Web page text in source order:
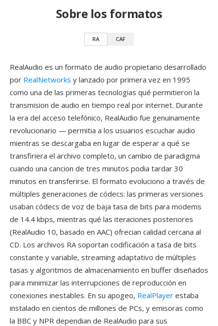
Sobre los formatos
RA CAF
RealAudio es un formato de audio propietario desarrollado
por RealNetworks y lanzado por primera vez en 1995
como una de las primeras tecnologias qué permitieron la
transmision de audio en tiempo real por internet. Durante
la era del acceso telefónico, RealAudio fue genuinamente
revolucionario — permitia a los usuarios escuchar audio
mientras se descargaba en lugar de esperar a qué se
transfiriera el archivo completo, un cambio de paradigma
cuando una cancion de tres minutos podia tardar 30
minutos en transferirse. El formato evoluciono a través de
múltiples generaciones de códecs: las primeras versiones
usaban códecs de voz de baja tasa de bits para modems
de 14.4 kbps, mientras qué las iteraciones posteriores
(RealAudio 10, basado en AAC) ofrecian calidad cercana al
CD. Los archivos RA soportan codificación a tasa de bits
constante y variable, streaming adaptativo de múltiples
tasas y algoritmos de almacenamiento en buffer diseñados
para minimizar las interrupciones de reproducción en
conexiones inestables. En su apogeo, RealPlayer estaba
instalado en cientos de millones de PCs, y emisoras como
la BBC y NPR dependian de RealAudio para sus